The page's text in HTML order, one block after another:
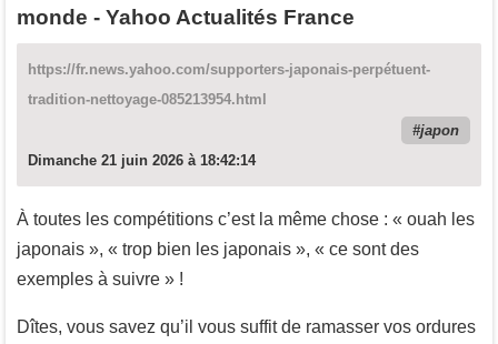
monde - Yahoo Actualités France
https://fr.news.yahoo.com/supporters-japonais-perpétuent-
tradition-nettoyage-085213954.html
japon
Dimanche 21 juin 2026 à 18:42:14
À toutes les compétitions c’est la même chose : « ouah les
japonais », « trop bien les japonais », « ce sont des
exemples à suivre » !
Dîtes, vous savez qu’il vous suffit de ramasser vos ordures